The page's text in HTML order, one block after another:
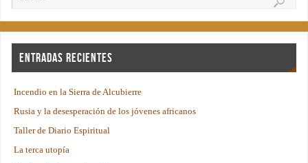
Entradas recientes
Incendio en la Sierra de Alcubierre
Rusia y la desesperación de los jóvenes africanos
Taller de Diario Espiritual
La terca utopía